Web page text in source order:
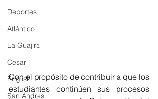
Deportes
Atlántico
La Guajira
Cesar
English
San Andres
Con el propósito de contribuir a que los
estudiantes continúen sus procesos